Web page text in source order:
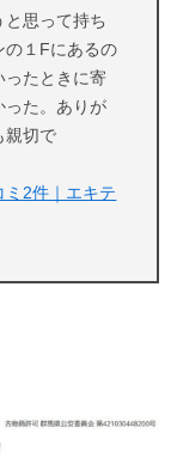
思って持ち
の１Fにあるの
ったときに寄
った。ありが
親切で
ミ2件｜エキテ